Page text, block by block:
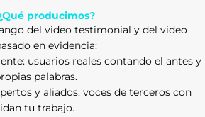
producimos?
del video testimonial y del video
en evidencia:
usuarios reales contando el antes y
palabras.
y aliados: voces de terceros con
tu trabajo.